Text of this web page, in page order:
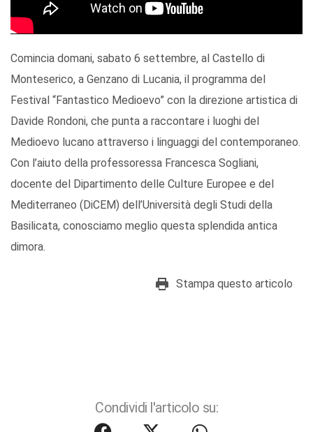
Comincia domani, sabato 6 settembre, al Castello di
Monteserico, a Genzano di Lucania, il programma del
Festival “Fantastico Medioevo” con la direzione artistica di
Davide Rondoni, che punta a raccontare i luoghi del
Medioevo lucano attraverso i linguaggi del contemporaneo.
Con l’aiuto della professoressa Francesca Sogliani,
docente del Dipartimento delle Culture Europee e del
Mediterraneo (DiCEM) dell’Università degli Studi della
Basilicata, conosciamo meglio questa splendida antica
dimora.
Stampa questo articolo
Condividi l'articolo su: